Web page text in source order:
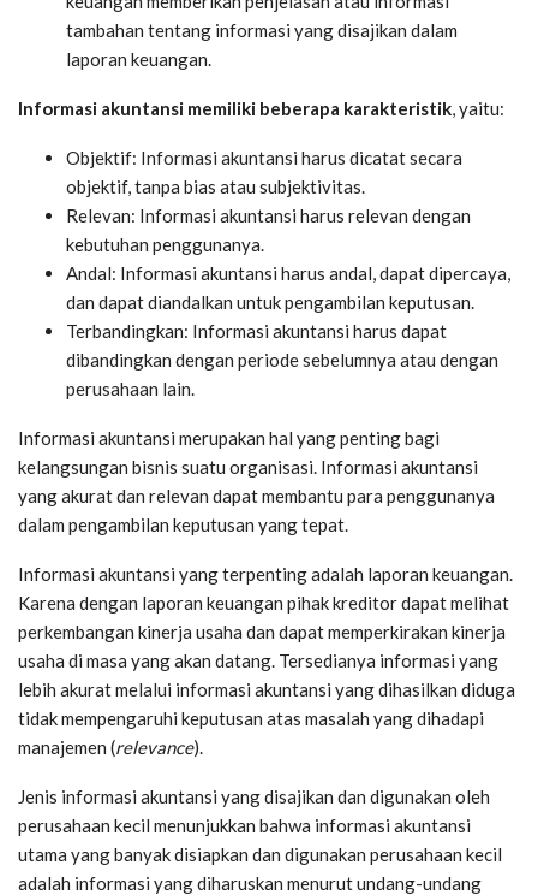
tambahan tentang informasi yang disajikan dalam
laporan keuangan.
Informasi akuntansi memiliki beberapa karakteristik, yaitu:
Objektif: Informasi akuntansi harus dicatat secara
objektif, tanpa bias atau subjektivitas.
Relevan: Informasi akuntansi harus relevan dengan
kebutuhan penggunanya.
Andal: Informasi akuntansi harus andal, dapat dipercaya,
dan dapat diandalkan untuk pengambilan keputusan.
Terbandingkan: Informasi akuntansi harus dapat
dibandingkan dengan periode sebelumnya atau dengan
perusahaan lain.
Informasi akuntansi merupakan hal yang penting bagi
kelangsungan bisnis suatu organisasi. Informasi akuntansi
yang akurat dan relevan dapat membantu para penggunanya
dalam pengambilan keputusan yang tepat.
Informasi akuntansi yang terpenting adalah laporan keuangan.
Karena dengan laporan keuangan pihak kreditor dapat melihat
perkembangan kinerja usaha dan dapat memperkirakan kinerja
usaha di masa yang akan datang. Tersedianya informasi yang
lebih akurat melalui informasi akuntansi yang dihasilkan diduga
tidak mempengaruhi keputusan atas masalah yang dihadapi
manajemen (relevance).
Jenis informasi akuntansi yang disajikan dan digunakan oleh
perusahaan kecil menunjukkan bahwa informasi akuntansi
utama yang banyak disiapkan dan digunakan perusahaan kecil
adalah informasi yang diharuskan menurut undang-undang